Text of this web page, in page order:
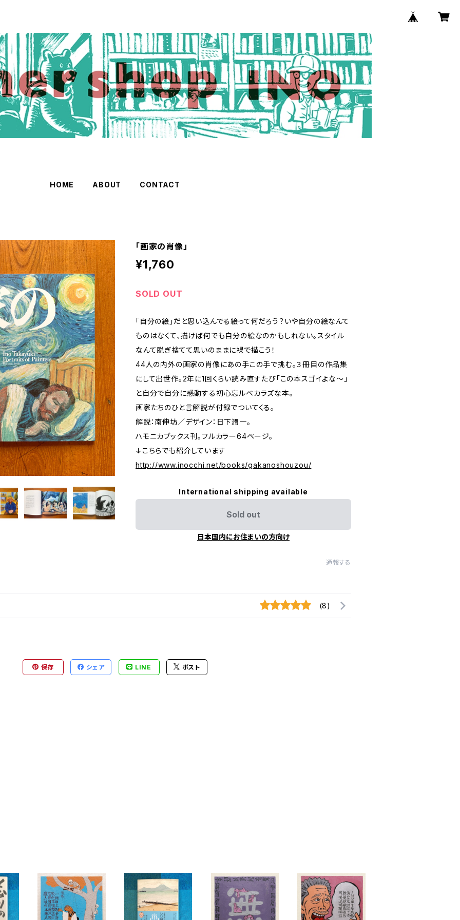
HOME ABOUT CONTACT
「画家の肖像」
¥1,760
SOLD OUT
「自分の絵」だと思い込んでる絵って何だろう？いや自分の絵なんて
ものはなくて、描けば何でも自分の絵なのかもしれない。スタイル
なんて脱ぎ捨てて思いのままに裸で描こう！
44人の内外の画家の肖像にあの手この手で挑む。３冊目の作品集
にして出世作。2年に1回くらい読み直すたび「この本スゴイよな〜」
と自分で自分に感動する初心忘ルベカラズな本。
画家たちのひと言解説が付録でついてくる。
解説：南伸坊／デザイン：日下潤一。
ハモニカブックス刊。フルカラー64ページ。
↓こちらでも紹介しています
http://www.inocchi.net/books/gakanoshouzou/
International shipping available
Sold out
日本国内にお住まいの方向け
通報する
(8)
保存 シェア LINE ポスト